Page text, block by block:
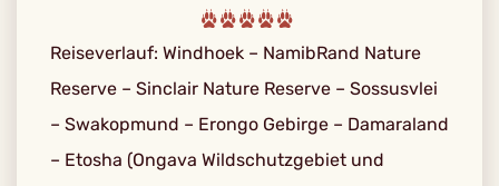
Reiseverlauf: Windhoek – NamibRand Nature
Reserve – Sinclair Nature Reserve – Sossusvlei
– Swakopmund – Erongo Gebirge – Damaraland
– Etosha (Ongava Wildschutzgebiet und